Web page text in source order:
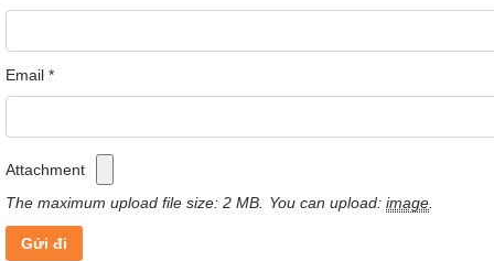
Email *
Attachment
The maximum upload file size: 2 MB. You can upload: image.